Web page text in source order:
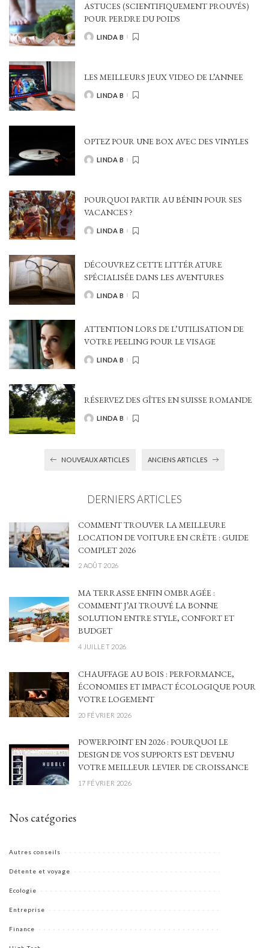
ASTUCES (SCIENTIFIQUEMENT PROUVÉS)
POUR PERDRE DU POIDS
POSTED
LINDA B
LES MEILLEURS JEUX VIDEO DE L’ANNEE
POSTED
LINDA B
OPTEZ POUR UNE BOX AVEC DES VINYLES
POSTED
LINDA B
POURQUOI PARTIR AU BÉNIN POUR SES
VACANCES ?
POSTED
LINDA B
DÉCOUVREZ CETTE LITTÉRATURE
SPÉCIALISÉE DANS LES AVENTURES
POSTED
LINDA B
ATTENTION LORS DE L’UTILISATION DE
VOTRE PEELING POUR LE VISAGE
POSTED
LINDA B
RÉSERVEZ DES GÎTES EN SUISSE ROMANDE
POSTED
LINDA B
NOUVEAUX ARTICLES ANCIENS ARTICLES
DERNIERS ARTICLES
COMMENT TROUVER LA MEILLEURE
LOCATION DE VOITURE EN CRÈTE : GUIDE
COMPLET 2026
2 AOÛT 2026
MA TERRASSE ENFIN OMBRAGÉE :
COMMENT J’AI TROUVÉ LA BONNE
SOLUTION ENTRE STYLE, CONFORT ET
BUDGET
4 JUILLET 2026
CHAUFFAGE AU BOIS : PERFORMANCE,
ÉCONOMIES ET IMPACT ÉCOLOGIQUE POUR
VOTRE LOGEMENT
20 FÉVRIER 2026
POWERPOINT EN 2026 : POURQUOI LE
DESIGN DE VOS SUPPORTS EST DEVENU
VOTRE MEILLEUR LEVIER DE CROISSANCE
17 FÉVRIER 2026
Nos catégories
Autres conseils
Détente et voyage
Ecologie
Entreprise
Finance